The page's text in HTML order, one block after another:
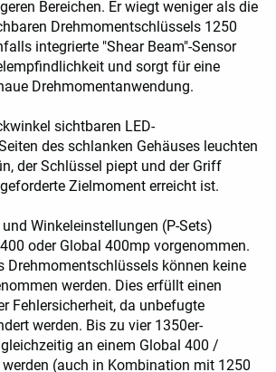
Bereichen. Er wiegt weniger als die
Drehmomentschlüssels 1250
integrierte "Shear Beam"-Sensor
und sorgt für eine
Drehmomentanwendung.
sichtbaren LED-
des schlanken Gehäuses leuchten
der Schlüssel piept und der Griff
Zielmoment erreicht ist.
Winkeleinstellungen (P-Sets)
oder Global 400mp vorgenommen.
Drehmomentschlüssels können keine
werden. Dies erfüllt einen
Fehlersicherheit, da unbefugte
werden. Bis zu vier 1350er-
an einem Global 400 /
(auch in Kombination mit 1250